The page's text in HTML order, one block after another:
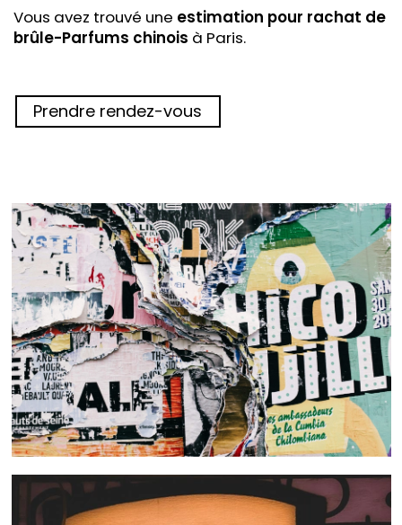
Vous avez trouvé une estimation pour rachat de
brûle-Parfums chinois à Paris.
Prendre rendez-vous
consulter